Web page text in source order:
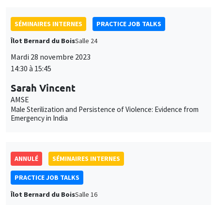
SÉMINAIRES INTERNES
PRACTICE JOB TALKS
Îlot Bernard du BoisSalle 24
Mardi 28 novembre 2023
14:30 à 15:45
Sarah Vincent
AMSE
Male Sterilization and Persistence of Violence: Evidence from
Emergency in India
ANNULÉ SÉMINAIRES INTERNES
PRACTICE JOB TALKS
Îlot Bernard du BoisSalle 16